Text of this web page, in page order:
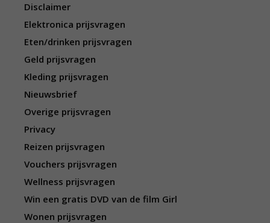
Disclaimer
Elektronica prijsvragen
Eten/drinken prijsvragen
Geld prijsvragen
Kleding prijsvragen
Nieuwsbrief
Overige prijsvragen
Privacy
Reizen prijsvragen
Vouchers prijsvragen
Wellness prijsvragen
Win een gratis DVD van de film Girl
Wonen prijsvragen